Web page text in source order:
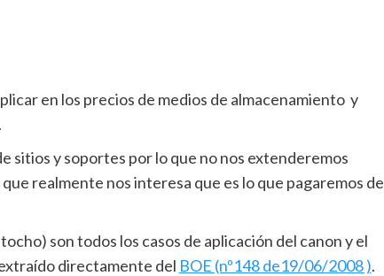
en los precios de medios de almacenamiento y
sitios y soportes por lo que no nos extenderemos
realmente nos interesa que es lo que pagaremos de
son todos los casos de aplicación del canon y el
directamente del BOE (nº148 de19/06/2008 ).